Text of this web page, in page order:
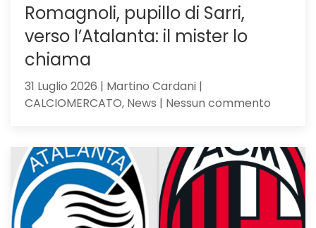
Romagnoli, pupillo di Sarri,
verso l’Atalanta: il mister lo
chiama
31 Luglio 2026 | Martino Cardani |
CALCIOMERCATO, News | Nessun commento
di
Sarri,
verso